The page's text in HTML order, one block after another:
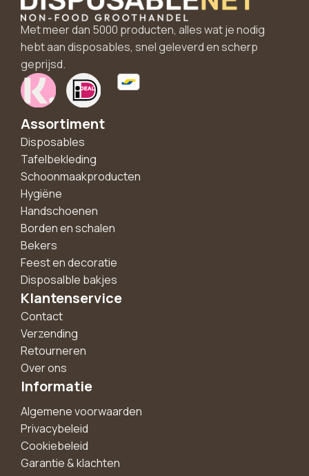
Met meer dan 5000 producten, alles wat je nodig
hebt aan disposables, snel geleverd en scherp
geprijsd.
Assortiment
Disposables
Tafelbekleding
Schoonmaakproducten
Hygiëne
Handschoenen
Borden en schalen
Bekers
Feest en decoratie
Disposalble bakjes
Klantenservice
Contact
Verzending
Retourneren
Over ons
Informatie
Algemene voorwaarden
Privacybeleid
Cookiebeleid
Garantie & klachten